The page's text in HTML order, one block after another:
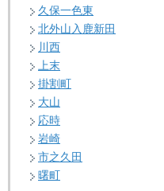
久保一色東
北外山入鹿新田
川西
上末
掛割町
大山
応時
岩崎
市之久田
曙町